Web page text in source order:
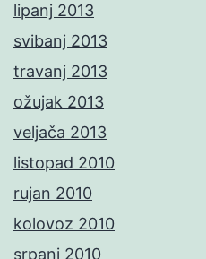
lipanj 2013
svibanj 2013
travanj 2013
ožujak 2013
veljača 2013
listopad 2010
rujan 2010
kolovoz 2010
srpanj 2010